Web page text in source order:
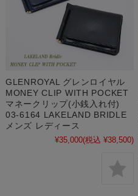
GLENROYAL グレンロイヤル
MONEY CLIP WITH POCKET
マネークリップ(小銭入れ付)
03-6164 LAKELAND BRIDLE
メンズ レディース
¥35,000(税込 ¥38,500)